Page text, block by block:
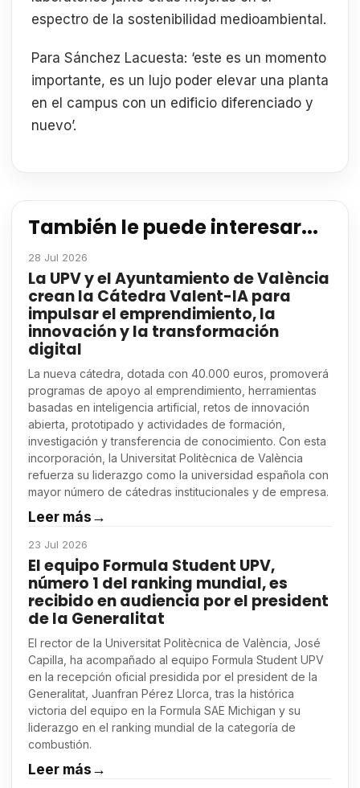
espectro de la sostenibilidad medioambiental.
Para Sánchez Lacuesta: ‘este es un momento
importante, es un lujo poder elevar una planta
en el campus con un edificio diferenciado y
nuevo’.
También le puede interesar...
28 Jul 2026
La UPV y el Ayuntamiento de València
crean la Cátedra Valent-IA para
impulsar el emprendimiento, la
innovación y la transformación
digital
La nueva cátedra, dotada con 40.000 euros, promoverá
programas de apoyo al emprendimiento, herramientas
basadas en inteligencia artificial, retos de innovación
abierta, prototipado y actividades de formación,
investigación y transferencia de conocimiento. Con esta
incorporación, la Universitat Politècnica de València
refuerza su liderazgo como la universidad española con
mayor número de cátedras institucionales y de empresa.
Leer más→
23 Jul 2026
El equipo Formula Student UPV,
número 1 del ranking mundial, es
recibido en audiencia por el president
de la Generalitat
El rector de la Universitat Politècnica de València, José
Capilla, ha acompañado al equipo Formula Student UPV
en la recepción oficial presidida por el president de la
Generalitat, Juanfran Pérez Llorca, tras la histórica
victoria del equipo en la Formula SAE Michigan y su
liderazgo en el ranking mundial de la categoría de
combustión.
Leer más→